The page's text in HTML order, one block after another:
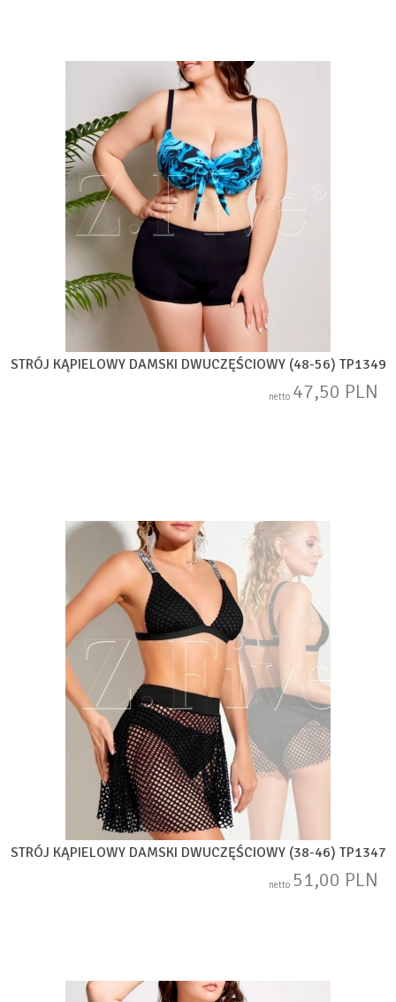
STRÓJ KĄPIELOWY DAMSKI DWUCZĘŚCIOWY (48-56) TP1349
netto 47,50 PLN
STRÓJ KĄPIELOWY DAMSKI DWUCZĘŚCIOWY (38-46) TP1347
netto 51,00 PLN